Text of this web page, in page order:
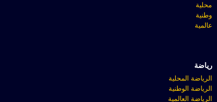
محلية
وطنية
عالمية
رياضة
الرياضة المحلية
الرياضة الوطنية
الرياضة العالمية